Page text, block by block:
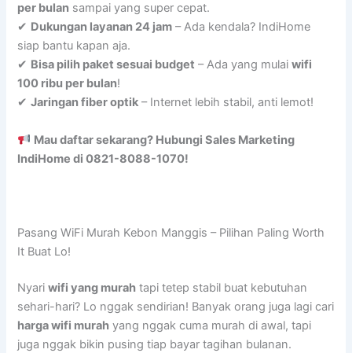
per bulan sampai yang super cepat.
✔ Dukungan layanan 24 jam – Ada kendala? IndiHome
siap bantu kapan aja.
✔ Bisa pilih paket sesuai budget – Ada yang mulaiwifi
100 ribu per bulan!
✔Jaringan fiber optik – Internet lebih stabil, anti lemot!
Mau daftar sekarang? Hubungi Sales Marketing
IndiHome di 0821-8088-1070!
Pasang WiFi Murah Kebon Manggis – Pilihan Paling Worth
It Buat Lo!
Nyariwifi yang murah tapi tetep stabil buat kebutuhan
sehari-hari? Lo nggak sendirian! Banyak orang juga lagi cari
harga wifi murah yang nggak cuma murah di awal, tapi
juga nggak bikin pusing tiap bayar tagihan bulanan.